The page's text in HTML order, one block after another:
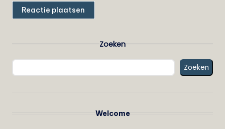
Zoeken
Zoeken
Welcome